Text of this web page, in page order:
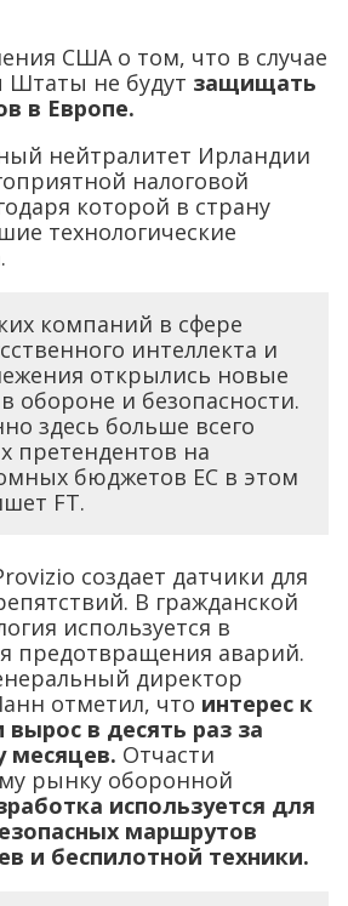
США о том, что в случае
Штаты не будут защищать
в Европе.
нейтралитет Ирландии
налоговой
которой в страну
технологические
компаний в сфере
интеллекта и
открылись новые
обороне и безопасности.
здесь больше всего
претендентов на
бюджетов ЕС в этом
FT.
создает датчики для
В гражданской
используется в
предотвращения аварий.
директор
отметил, что интерес к
вырос в десять раз за
месяцев. Отчасти
рынку оборонной
используется для
маршрутов
и беспилотной техники.